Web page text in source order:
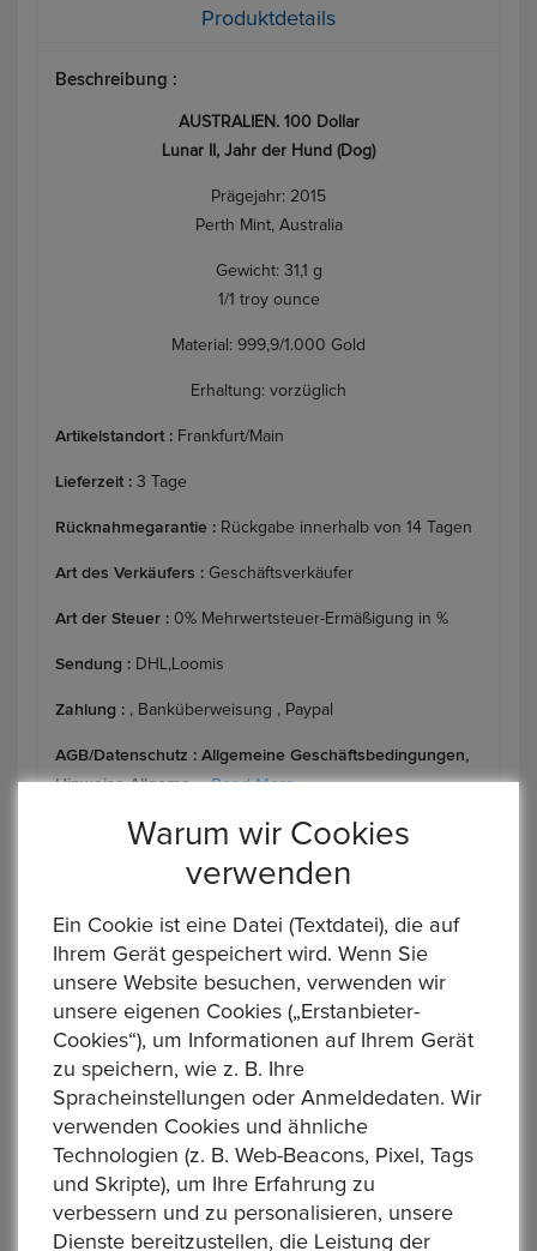
Produktdetails
Beschreibung :
AUSTRALIEN. 100 Dollar
Lunar II, Jahr der Hund (Dog)
Prägejahr: 2015
Perth Mint, Australia
Gewicht: 31,1 g
1/1 troy ounce
Material: 999,9/1.000 Gold
Erhaltung: vorzüglich
Artikelstandort : Frankfurt/Main
Lieferzeit : 3 Tage
Rücknahmegarantie : Rückgabe innerhalb von 14 Tagen
Art des Verkäufers : Geschäftsverkäufer
Art der Steuer : 0% Mehrwertsteuer-Ermäßigung in %
Sendung : DHL,Loomis
Zahlung : , Banküberweisung , Paypal
AGB/Datenschutz : Allgemeine Geschäftsbedingungen,
Hinweise Allgeme ...Read More
Ähnliche Produkte
‹ ›
Warum wir Cookies
verwenden
Ein Cookie ist eine Datei (Textdatei), die auf
Ihrem Gerät gespeichert wird. Wenn Sie
unsere Website besuchen, verwenden wir
unsere eigenen Cookies („Erstanbieter-
Cookies“), um Informationen auf Ihrem Gerät
zu speichern, wie z. B. Ihre
Spracheinstellungen oder Anmeldedaten. Wir
verwenden Cookies und ähnliche
Technologien (z. B. Web-Beacons, Pixel, Tags
und Skripte), um Ihre Erfahrung zu
verbessern und zu personalisieren, unsere
Dienste bereitzustellen, die Leistung der